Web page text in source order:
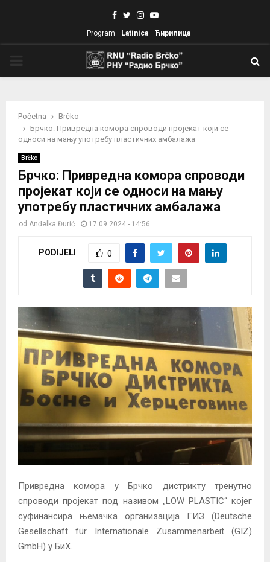
Facebook
TwitterInstagram
Youtube
Program Latinica Ћирилица
Početna
Brčko
Брчко: Привредна комора спроводи пројекат који се
односи на мању употребу пластичних амбалажа
Brčko
Брчко: Привредна комора спроводи
пројекат који се односи на мању
употребу пластичних амбалажа
od Anđelka Đurić 17.09.2024 - 14:56
PODIJELI 0
Привредна комора у Брчко дистрикту тренутно
спроводи пројекат под називом „LOW PLASTIC“ којег
суфинансира њемачка организација ГИЗ (Deutsche
Gesellschaft für Internationale Zusammenarbeit (GIZ)
GmbH) у БиХ.